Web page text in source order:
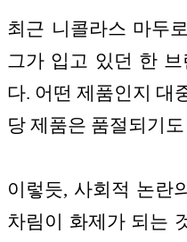
최근 니콜라스 마두
그가 입고 있던 한
다. 어떤 제품인지 대
당 제품은 품절되기
이렇듯, 사회적 논란
차림이 화제가 되는